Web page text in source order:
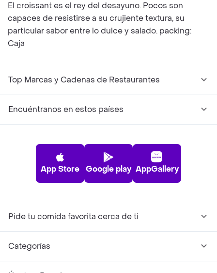
El croissant es el rey del desayuno. Pocos son
capaces de resistirse a su crujiente textura, su
particular sabor entre lo dulce y salado. packing:
Caja
Top Marcas y Cadenas de Restaurantes
Encuéntranos en estos países
App Store Google play AppGallery
Pide tu comida favorita cerca de ti
Categorías